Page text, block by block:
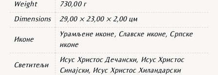
Weight 730,00 г
Dimensions 29,00 × 23,00 × 2,00 цм
Иконе
Урамљене иконе, Славске иконе, Српске
иконе
Светитељи
Исус Христос Дечански, Исус Христос
Синајски, Исус Христос Хиландарски